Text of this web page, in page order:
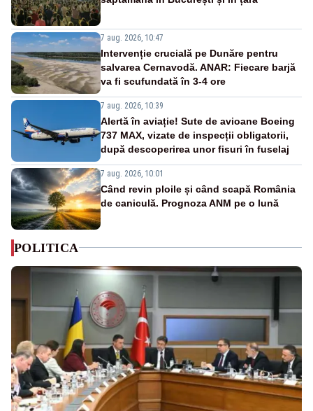
7 aug. 2026, 10:47
Intervenție crucială pe Dunăre pentru
salvarea Cernavodă. ANAR: Fiecare barjă
va fi scufundată în 3-4 ore
7 aug. 2026, 10:39
Alertă în aviație! Sute de avioane Boeing
737 MAX, vizate de inspecții obligatorii,
după descoperirea unor fisuri în fuselaj
7 aug. 2026, 10:01
Când revin ploile și când scapă România
de caniculă. Prognoza ANM pe o lună
POLITICA